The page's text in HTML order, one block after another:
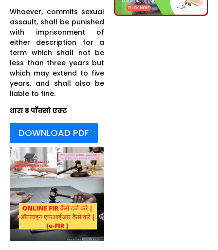
Whoever, commits sexual
assault, shall be punished
with imprisonment of
either description for a
term which shall not be
less than three years but
which may extend to five
years, and shall also be
liable to fine.
धारा 8 पॉक्सो एक्ट
DOWNLOAD PDF